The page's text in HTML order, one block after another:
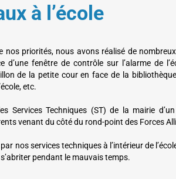
à l’école
nos priorités, nous avons réalisé de
d’une fenêtre de contrôle sur l’alarme de
de la petite cour en face de la
etc.
Services Techniques (ST) de la mairie
venant du côté du rond-point des Forces
nos services techniques à l’intérieur de
pendant le mauvais temps.